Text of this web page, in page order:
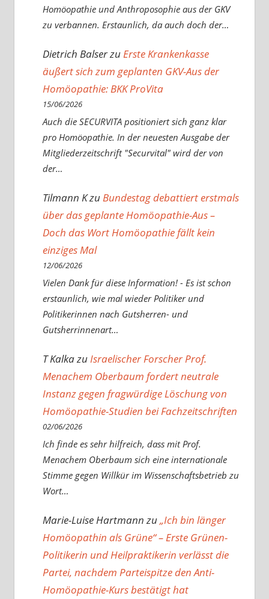
Homöopathie und Anthroposophie aus der GKV
zu verbannen. Erstaunlich, da auch doch der…
Dietrich BalserzuErste Krankenkasse
äußert sich zum geplanten GKV-Aus der
Homöopathie: BKK ProVita
15/06/2026
Auch die SECURVITA positioniert sich ganz klar
pro Homöopathie. In der neuesten Ausgabe der
Mitgliederzeitschrift "Securvital" wird der von
der…
Tilmann KzuBundestag debattiert erstmals
über das geplante Homöopathie-Aus –
Doch das Wort Homöopathie fällt kein
einziges Mal
12/06/2026
Vielen Dank für diese Information! - Es ist schon
erstaunlich, wie mal wieder Politiker und
Politikerinnen nach Gutsherren- und
Gutsherrinnenart…
T KalkazuIsraelischer Forscher Prof.
Menachem Oberbaum fordert neutrale
Instanz gegen fragwürdige Löschung von
Homöopathie-Studien bei Fachzeitschriften
02/06/2026
Ich finde es sehr hilfreich, dass mit Prof.
Menachem Oberbaum sich eine internationale
Stimme gegen Willkür im Wissenschaftsbetrieb zu
Wort…
Marie-Luise Hartmannzu„Ich bin länger
Homöopathin als Grüne“ – Erste Grünen-
Politikerin und Heilpraktikerin verlässt die
Partei, nachdem Parteispitze den Anti-
Homöopathie-Kurs bestätigt hat